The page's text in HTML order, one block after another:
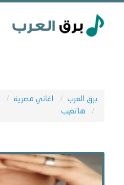
برق العرب اغاني مصرية
هاتغيب